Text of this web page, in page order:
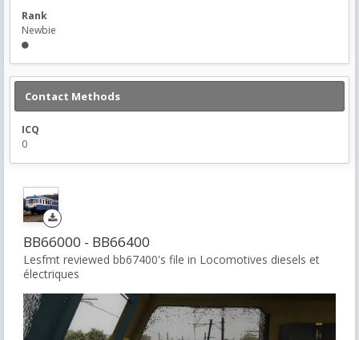
Rank
Newbie
Contact Methods
ICQ
0
BB66000 - BB66400
Lesfmt reviewed bb67400's file in Locomotives diesels et
électriques